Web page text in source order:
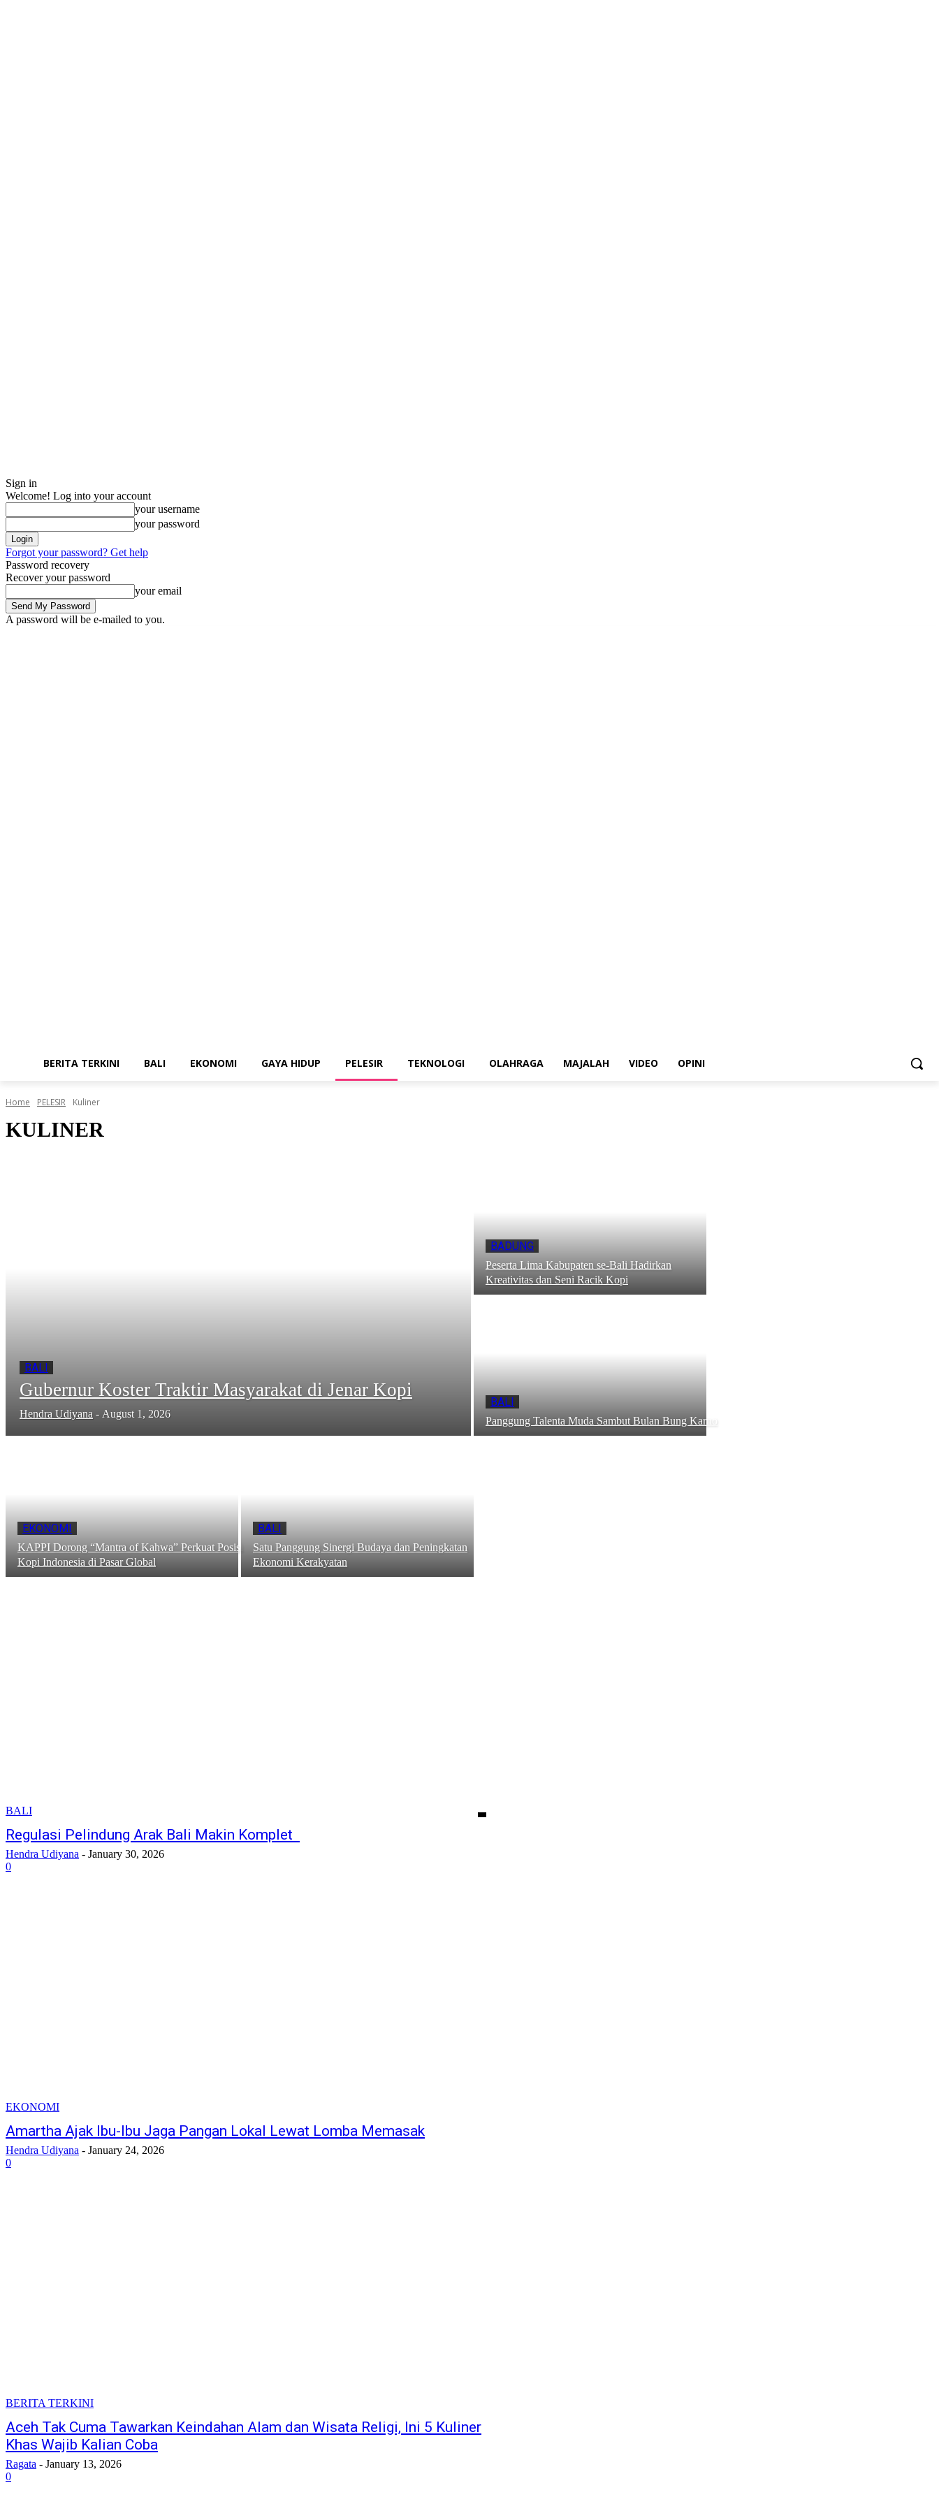
Sign in
Welcome! Log into your account
your username
your password
Forgot your password? Get help
Password recovery
Recover your password
your email
A password will be e-mailed to you.
BERITA TERKINI BALI EKONOMI GAYA HIDUP PELESIR TEKNOLOGI OLAHRAGA MAJALAH VIDEO OPINI
Home PELESIR Kuliner
KULINER
BALI
Gubernur Koster Traktir Masyarakat di Jenar Kopi
Hendra Udiyana - August 1, 2026
BADUNG
Peserta Lima Kabupaten se-Bali Hadirkan
Kreativitas dan Seni Racik Kopi
BALI
Panggung Talenta Muda Sambut Bulan Bung Karno
EKONOMI
KAPPI Dorong “Mantra of Kahwa” Perkuat Posisi
Kopi Indonesia di Pasar Global
BALI
Satu Panggung Sinergi Budaya dan Peningkatan
Ekonomi Kerakyatan
BALI
Regulasi Pelindung Arak Bali Makin Komplet
Hendra Udiyana - January 30, 2026
0
EKONOMI
Amartha Ajak Ibu-Ibu Jaga Pangan Lokal Lewat Lomba Memasak
Hendra Udiyana - January 24, 2026
0
BERITA TERKINI
Aceh Tak Cuma Tawarkan Keindahan Alam dan Wisata Religi, Ini 5 Kuliner
Khas Wajib Kalian Coba
Ragata - January 13, 2026
0